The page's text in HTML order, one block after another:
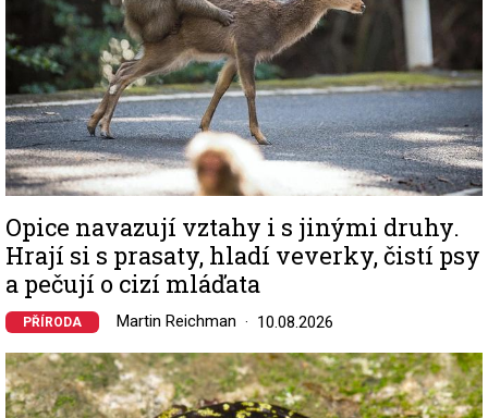
Opice navazují vztahy i s jinými druhy.
Hrají si s prasaty, hladí veverky, čistí psy
a pečují o cizí mláďata
PŘÍRODA Martin Reichman 10.08.2026
Image